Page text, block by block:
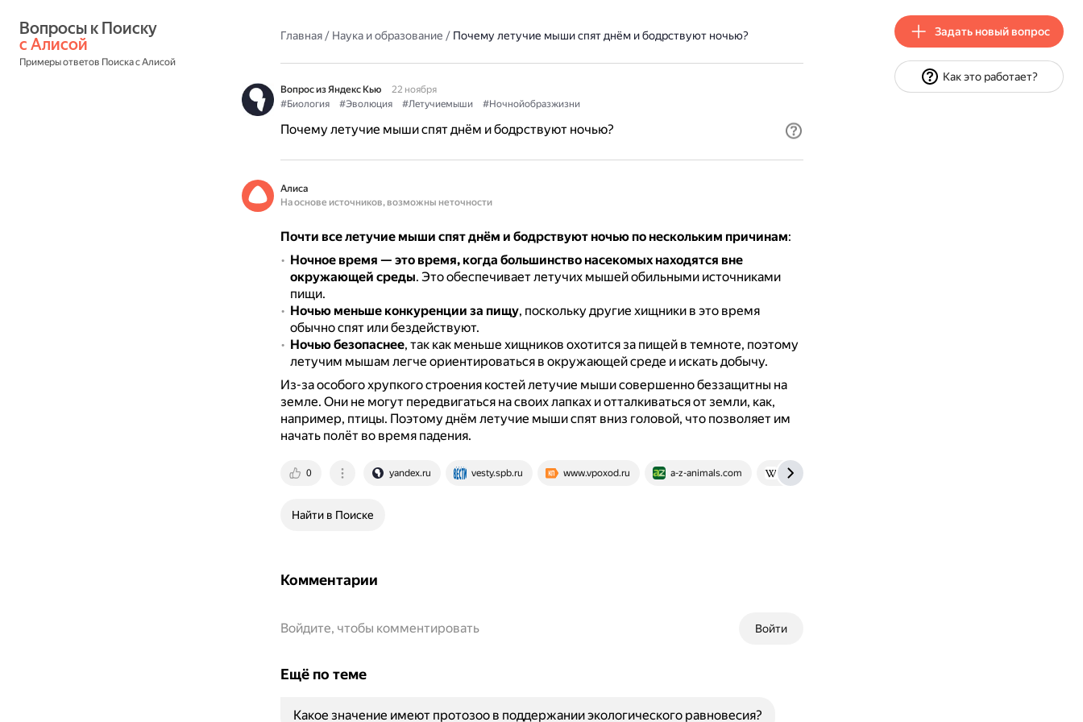
с Алисой
Примеры ответов Поиска с Алисой
Главная/ Наука и образование / Почему летучие мыши спят днём и бодрствуют ночью?
Вопрос из Яндекс Кью
22 ноября
#Биология
#Эволюция #Летучиемыши #Ночнойобразжизни
Почему летучие мыши спят днём и бодрствуют ночью?
Алиса
На основе источников, возможны неточности
Почти все летучие мыши спят днём и бодрствуют ночью по нескольким причинам:
Ночное время — это время, когда большинство насекомых находятся вне
окружающей среды. Это обеспечивает летучих мышей обильными источниками
пищи.
Ночью меньше конкуренции за пищу, поскольку другие хищники в это время
обычно спят или бездействуют.
Ночью безопаснее, так как меньше хищников охотится за пищей в темноте, поэтому
летучим мышам легче ориентироваться в окружающей среде и искать добычу.
Из-за особого хрупкого строения костей летучие мыши совершенно беззащитны на
земле. Они не могут передвигаться на своих лапках и отталкиваться от земли, как,
например, птицы. Поэтому днём летучие мыши спят вниз головой, что позволяет им
начать полёт во время падения.
0 yandex.ru vesty.spb.ru www.vpoxod.ru a-z-animals.com ru.wikipedia.org
Найти в Поиске
Комментарии
Войти
Войдите, чтобы комментировать
Ещё по теме
Какое значение имеют протозоо в поддержании экологического равновесия?
Задать новый вопрос
Как это работает?